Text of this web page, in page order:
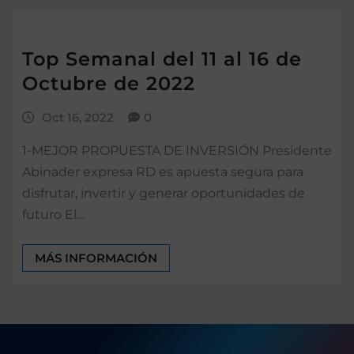
Top Semanal del 11 al 16 de
Octubre de 2022
Oct 16, 2022 0
1-MEJOR PROPUESTA DE INVERSIÓN Presidente
Abinader expresa RD es apuesta segura para
disfrutar, invertir y generar oportunidades de
futuro El…
MÁS INFORMACIÓN